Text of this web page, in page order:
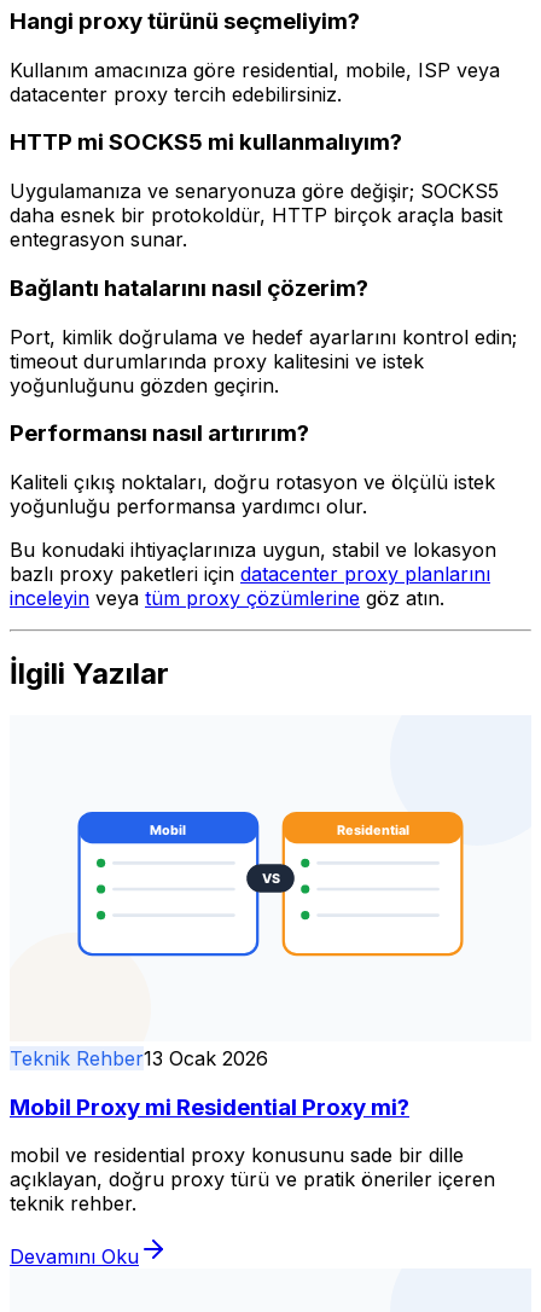
Hangi proxy türünü seçmeliyim?
Kullanım amacınıza göre residential, mobile, ISP veya
datacenter proxy tercih edebilirsiniz.
HTTP mi SOCKS5 mi kullanmalıyım?
Uygulamanıza ve senaryonuza göre değişir; SOCKS5
daha esnek bir protokoldür, HTTP birçok araçla basit
entegrasyon sunar.
Bağlantı hatalarını nasıl çözerim?
Port, kimlik doğrulama ve hedef ayarlarını kontrol edin;
timeout durumlarında proxy kalitesini ve istek
yoğunluğunu gözden geçirin.
Performansı nasıl artırırım?
Kaliteli çıkış noktaları, doğru rotasyon ve ölçülü istek
yoğunluğu performansa yardımcı olur.
Bu konudaki ihtiyaçlarınıza uygun, stabil ve lokasyon
bazlı proxy paketleri için datacenter proxy planlarını
inceleyin veya tüm proxy çözümlerine göz atın.
İlgili Yazılar
Teknik Rehber13 Ocak 2026
Mobil Proxy mi Residential Proxy mi?
mobil ve residential proxy konusunu sade bir dille
açıklayan, doğru proxy türü ve pratik öneriler içeren
teknik rehber.
Devamını Oku